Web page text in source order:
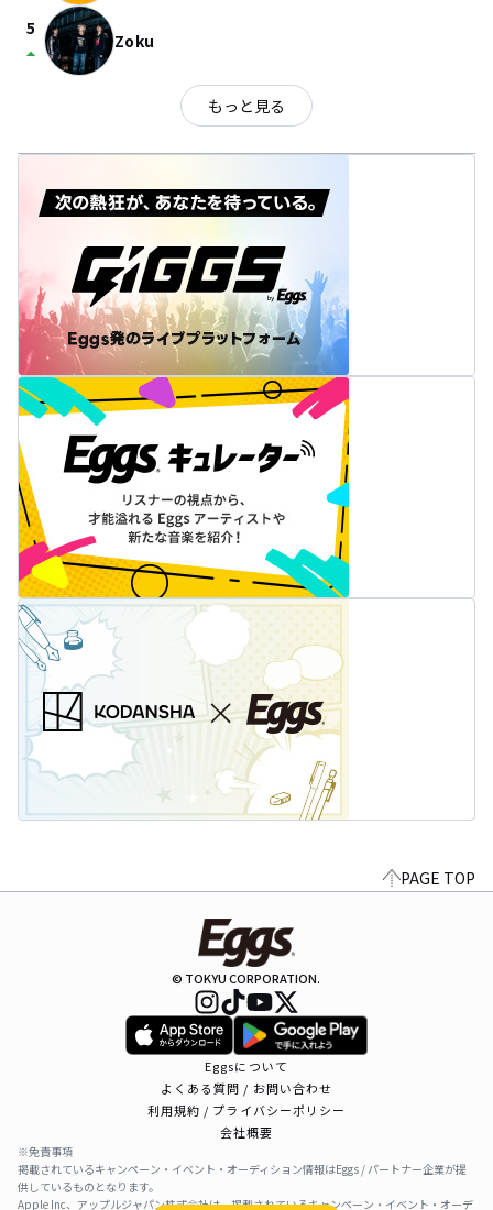
5
arrow_drop_up Zoku
もっと見る
PAGE TOP
© TOKYU CORPORATION.
Eggsについて
よくある質問 / お問い合わせ
利用規約 / プライバシーポリシー
会社概要
※免責事項
掲載されているキャンペーン・イベント・オーディション情報はEggs / パートナー企業が提
供しているものとなります。
Apple Inc、アップルジャパン株式会社は、掲載されているキャンペーン・イベント・オーデ